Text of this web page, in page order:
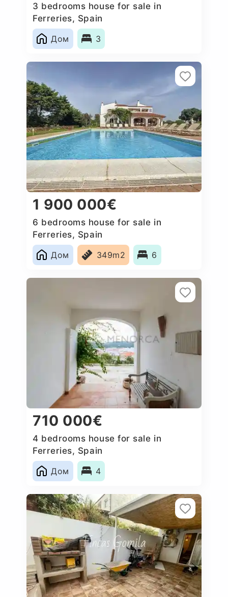
3 bedrooms house for sale in
Ferreries, Spain
Дом
3
1 900 000€
6 bedrooms house for sale in
Ferreries, Spain
Дом
349m2 6
710 000€
4 bedrooms house for sale in
Ferreries, Spain
Дом
4